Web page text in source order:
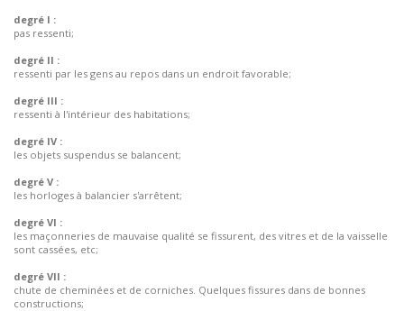
degré I :
pas ressenti;
degré II :
ressenti par les gens au repos dans un endroit favorable;
degré III :
ressenti à l'intérieur des habitations;
degré IV :
les objets suspendus se balancent;
degré V :
les horloges à balancier s'arrêtent;
degré VI :
les maçonneries de mauvaise qualité se fissurent, des vitres et de la vaisselle
sont cassées, etc;
degré VII :
chute de cheminées et de corniches. Quelques fissures dans de bonnes
constructions;